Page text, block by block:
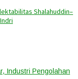
Shalahuddin–
Industri Pengolahan